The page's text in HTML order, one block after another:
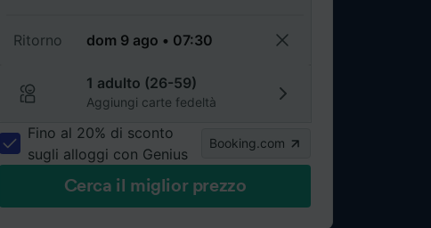
Ritorno
1 adulto (26-59)
Aggiungi carte fedeltà
Fino al 20% di sconto
sugli alloggi con Genius
Booking.com
Cerca il miglior prezzo